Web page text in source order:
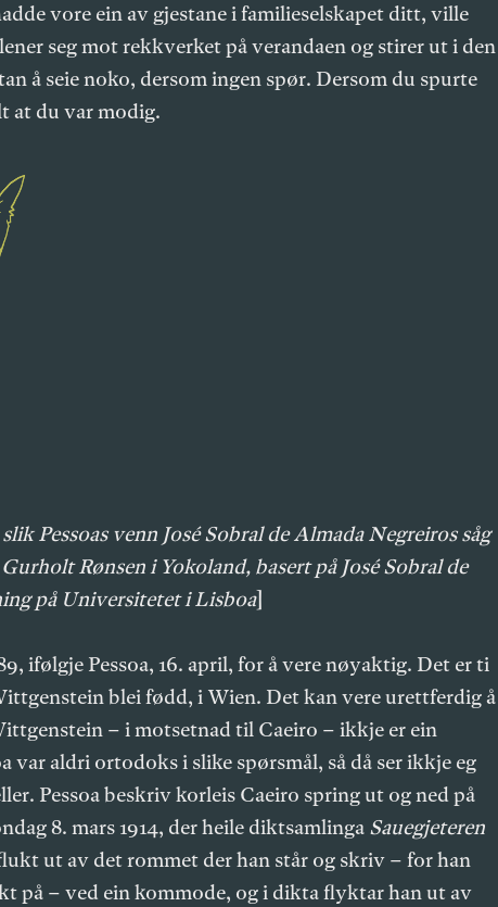
vore ein av gjestane i familieselskapet ditt, ville
seg mot rekkverket på verandaen og stirer ut i den
å seie noko, dersom ingen spør. Dersom du spurte
at du var modig.
Pessoas venn José Sobral de Almada Negreiros såg
Rønsen i Yokoland, basert på José Sobral de
på Universitetet i Lisboa]
ifølgje Pessoa, 16. april, for å vere nøyaktig. Det er ti
blei fødd, i Wien. Det kan vere urettferdig å
– i motsetnad til Caeiro – ikkje er ein
var aldri ortodoks i slike spørsmål, så då ser ikkje eg
Pessoa beskriv korleis Caeiro spring ut og ned på
8. mars 1914, der heile diktsamlinga Sauegjeteren
ut av det rommet der han står og skriv – for han
på – ved ein kommode, og i dikta flyktar han ut av